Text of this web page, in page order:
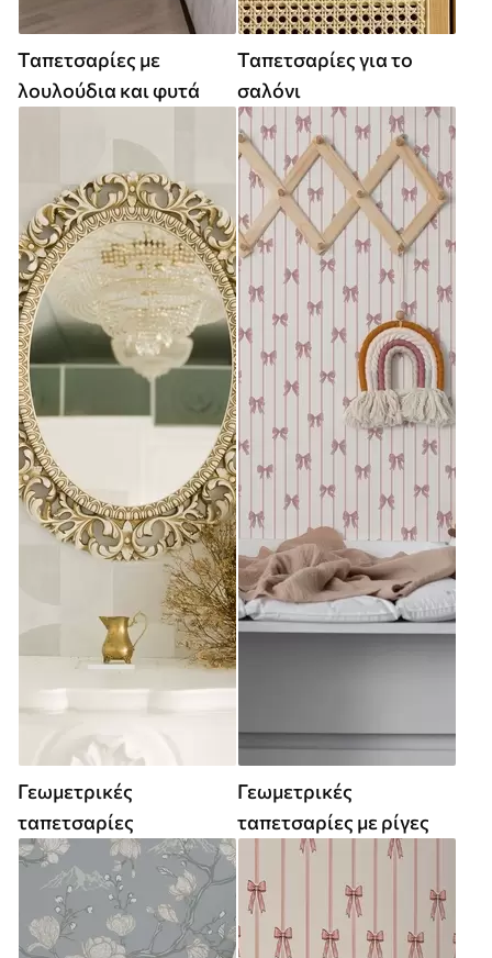
Ταπετσαρίες με
λουλούδια και φυτά
Ταπετσαρίες για το
σαλόνι
Γεωμετρικές
ταπετσαρίες
Γεωμετρικές
ταπετσαρίες με ρίγες